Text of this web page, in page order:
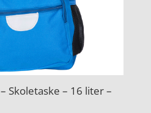
Skoletaske – 16 liter –